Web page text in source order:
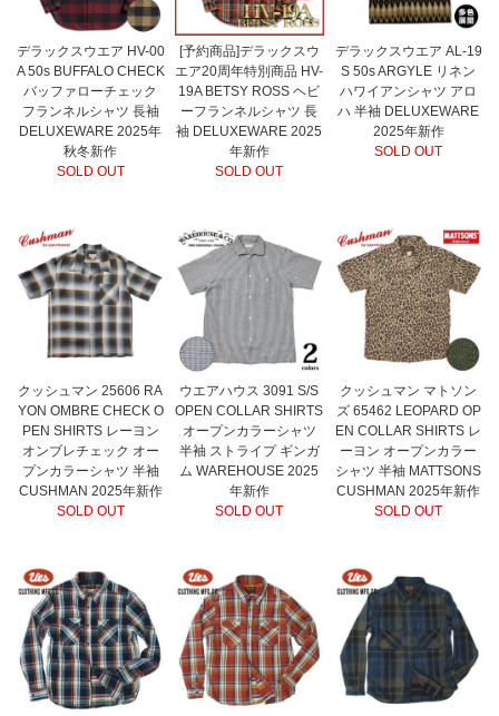
デラックスウエア HV-00
A 50s BUFFALO CHECK
バッファローチェック
フランネルシャツ 長袖
DELUXEWARE 2025年
秋冬新作
SOLD OUT
[予約商品]デラックスウ
エア20周年特別商品 HV-
19A BETSY ROSS ヘビ
ーフランネルシャツ 長
袖 DELUXEWARE 2025
年新作
SOLD OUT
デラックスウエア AL-19
S 50s ARGYLE リネン
ハワイアンシャツ アロ
ハ 半袖 DELUXEWARE
2025年新作
SOLD OUT
クッシュマン 25606 RA
YON OMBRE CHECK O
PEN SHIRTS レーヨン
オンブレチェック オー
プンカラーシャツ 半袖
CUSHMAN 2025年新作
SOLD OUT
ウエアハウス 3091 S/S
OPEN COLLAR SHIRTS
オープンカラーシャツ
半袖 ストライプ ギンガ
ム WAREHOUSE 2025
年新作
SOLD OUT
クッシュマン マトソン
ズ 65462 LEOPARD OP
EN COLLAR SHIRTS レ
ーヨン オープンカラー
シャツ 半袖 MATTSONS
CUSHMAN 2025年新作
SOLD OUT